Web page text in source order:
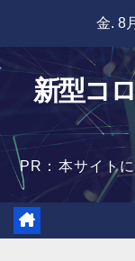
content
金. 8
新型コ
PR：本サイト